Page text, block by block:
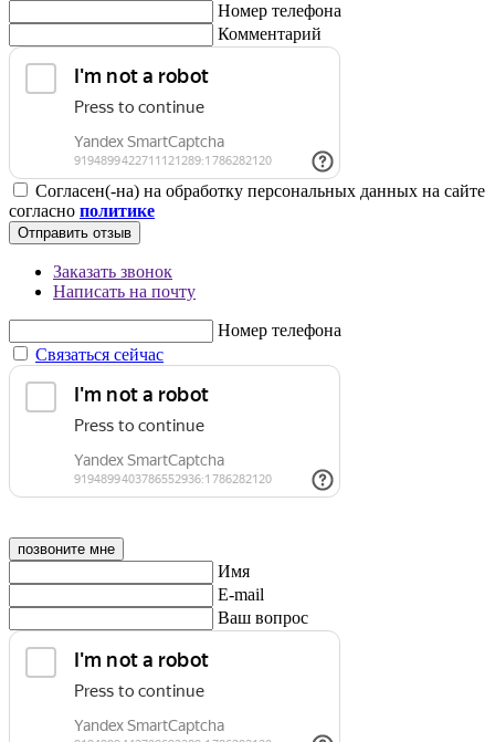
Номер телефона
Комментарий
Согласен(-на) на обработку персональных данных на сайте
согласно политике
Отправить отзыв
Заказать звонок
Написать на почту
Номер телефона
Связаться сейчас
позвоните мне
Имя
E-mail
Ваш вопрос